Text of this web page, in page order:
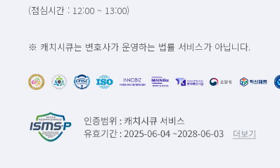
(점심시간 : 12:00 ~ 13:00)
※ 캐치시큐는 변호사가 운영하는 법률 서비스가 아닙니다.